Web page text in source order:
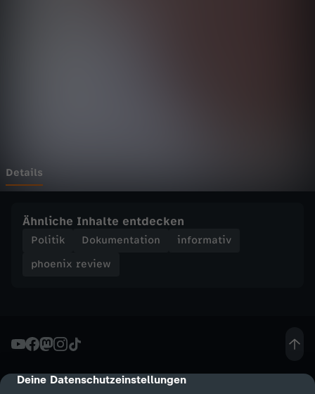
cmp-dialog-description
Deine Datenschutzeinstellungen
w
W
i
n
Details
Ähnliche Inhalte entdecken
Politik Dokumentation
informativ
phoenix review